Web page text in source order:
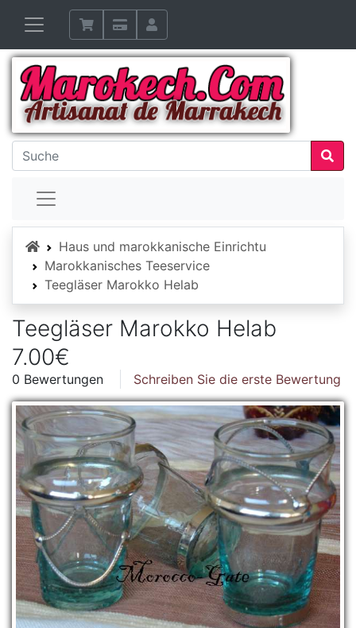
Startseite
Haus und marokkanische Einrichtu
Marokkanisches Teeservice
Teegläser Marokko Helab
Teegläser Marokko Helab
7.00€
0 Bewertungen Schreiben Sie die erste Bewertung